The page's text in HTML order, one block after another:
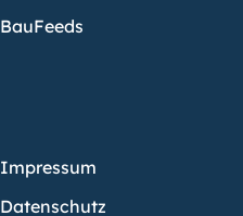
BauFeeds
Impressum
Datenschutz